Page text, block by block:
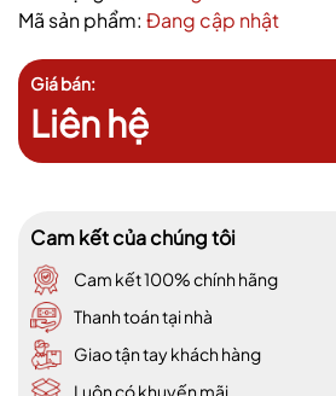
Mã sản phẩm: Đang cập nhật
Giá bán:
Liên hệ
Cam kết của chúng tôi
Cam kết 100% chính hãng
Thanh toán tại nhà
Giao tận tay khách hàng
Luôn có khuyến mãi